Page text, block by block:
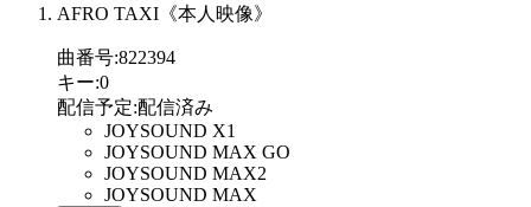
AFRO TAXI《本人映像》
曲番号:822394
キー:0
配信予定:配信済み
JOYSOUND X1
JOYSOUND MAX GO
JOYSOUND MAX2
JOYSOUND MAX